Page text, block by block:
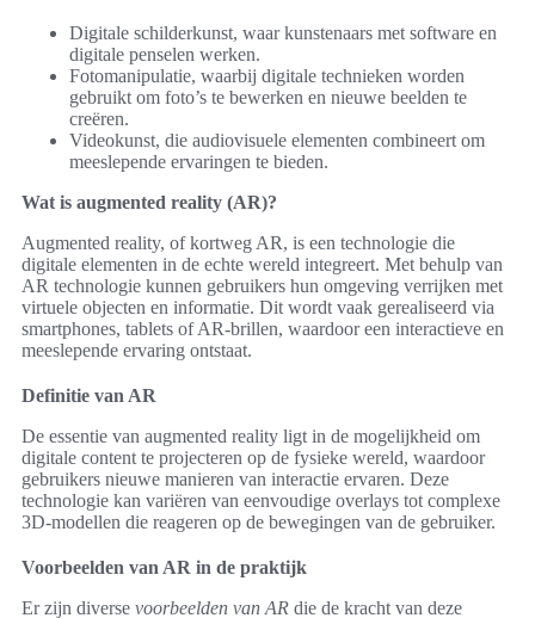
Digitale schilderkunst, waar kunstenaars met software en
digitale penselen werken.
Fotomanipulatie, waarbij digitale technieken worden
gebruikt om foto’s te bewerken en nieuwe beelden te
creëren.
Videokunst, die audiovisuele elementen combineert om
meeslepende ervaringen te bieden.
Wat is augmented reality (AR)?
Augmented reality, of kortweg AR, is een technologie die
digitale elementen in de echte wereld integreert. Met behulp van
AR technologie kunnen gebruikers hun omgeving verrijken met
virtuele objecten en informatie. Dit wordt vaak gerealiseerd via
smartphones, tablets of AR-brillen, waardoor een interactieve en
meeslepende ervaring ontstaat.
Definitie van AR
De essentie van augmented reality ligt in de mogelijkheid om
digitale content te projecteren op de fysieke wereld, waardoor
gebruikers nieuwe manieren van interactie ervaren. Deze
technologie kan variëren van eenvoudige overlays tot complexe
3D-modellen die reageren op de bewegingen van de gebruiker.
Voorbeelden van AR in de praktijk
Er zijn diverse voorbeelden van AR die de kracht van deze